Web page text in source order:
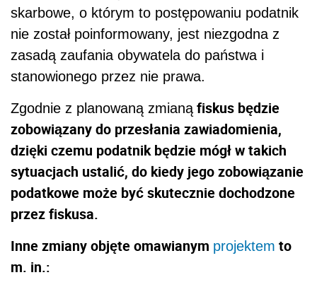
skarbowe, o którym to postępowaniu podatnik
nie został poinformowany, jest niezgodna z
zasadą zaufania obywatela do państwa i
stanowionego przez nie prawa.
Zgodnie z planowaną zmianąfiskus będzie
zobowiązany do przesłania zawiadomienia,
dzięki czemu podatnik będzie mógł w takich
sytuacjach ustalić, do kiedy jego zobowiązanie
podatkowe może być skutecznie dochodzone
przez fiskusa.
Inne zmiany objęte omawianym projektem to
m. in.: